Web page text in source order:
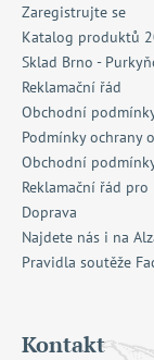
Zaregistrujte se
Katalog produktů
Sklad Brno -
Reklamační řád
Obchodní
Podmínky ochrany
Obchodní
Reklamační řád
Doprava
Najdete nás i na
Pravidla soutěže
Kontakt